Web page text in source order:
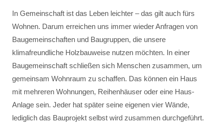
In Gemeinschaft ist das Leben leichter – das gilt auch fürs
Wohnen. Darum erreichen uns immer wieder Anfragen von
Baugemeinschaften und Baugruppen, die unsere
klimafreundliche Holzbauweise nutzen möchten. In einer
Baugemeinschaft schließen sich Menschen zusammen, um
gemeinsam Wohnraum zu schaffen. Das können ein Haus
mit mehreren Wohnungen, Reihenhäuser oder eine Haus-
Anlage sein. Jeder hat später seine eigenen vier Wände,
lediglich das Bauprojekt selbst wird zusammen durchgeführt.